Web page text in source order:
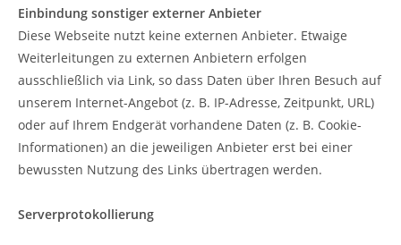
Einbindung sonstiger externer Anbieter
Diese Webseite nutzt keine externen Anbieter. Etwaige
Weiterleitungen zu externen Anbietern erfolgen
ausschließlich via Link, so dass Daten über Ihren Besuch auf
unserem Internet-Angebot (z. B. IP-Adresse, Zeitpunkt, URL)
oder auf Ihrem Endgerät vorhandene Daten (z. B. Cookie-
Informationen) an die jeweiligen Anbieter erst bei einer
bewussten Nutzung des Links übertragen werden.
Serverprotokollierung